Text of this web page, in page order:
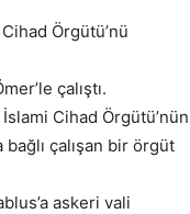
Örgütü’nü
çalıştı.
Cihad Örgütü’nün
çalışan bir örgüt
askeri vali